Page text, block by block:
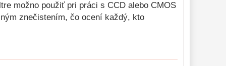
možno použiť pri práci s CCD alebo CMOS
znečistením, čo ocení každý, kto